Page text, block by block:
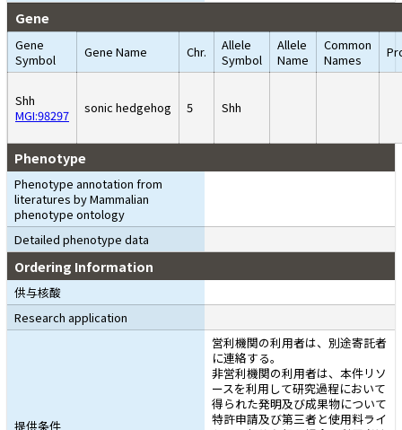
Gene
Gene
Symbol
Gene Name Chr.
Allele
Symbol
Allele
Name
Common
Names
Shh
MGI:98297
sonic hedgehog 5 Shh
Phenotype
Phenotype annotation from
literatures by Mammalian
phenotype ontology
Detailed phenotype data
Ordering Information
供与核酸
Research application
提供条件
営利機関の利用者は、別途寄託者
に連絡する。
非営利機関の利用者は、本件リソ
ースを利用して研究過程において
得られた発明及び成果物について
特許申請及び第三者と使用料ライ